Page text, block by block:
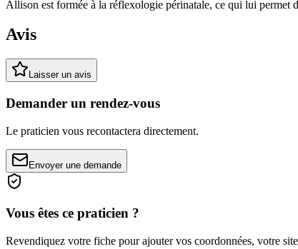
Allison est formée à la réflexologie périnatale, ce qui lui permet
Avis
Laisser un avis
Demander un rendez-vous
Le praticien vous recontactera directement.
Envoyer une demande
Vous êtes ce praticien ?
Revendiquez votre fiche pour ajouter vos coordonnées, votre